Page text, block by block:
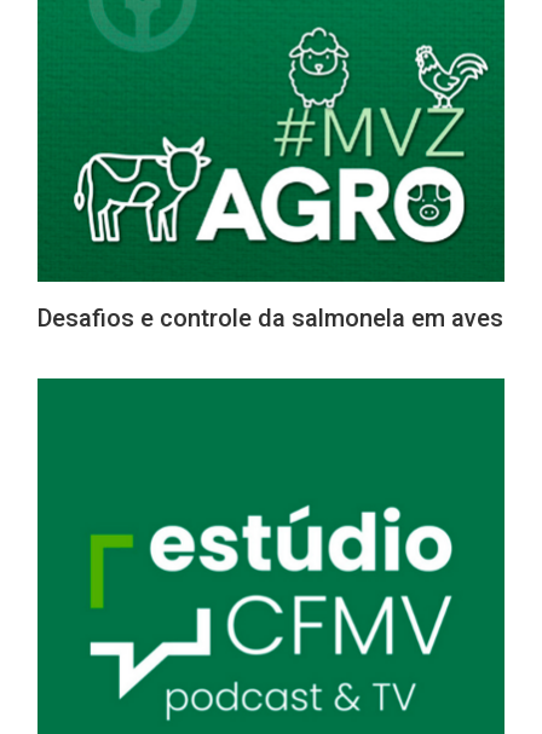
Desafios e controle da salmonela em aves